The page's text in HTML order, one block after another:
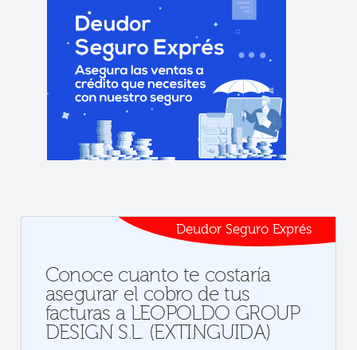
Deudor Seguro Exprés
Conoce cuanto te costaría
asegurar el cobro de tus
facturas a LEOPOLDO GROUP
DESIGN S.L. (EXTINGUIDA)